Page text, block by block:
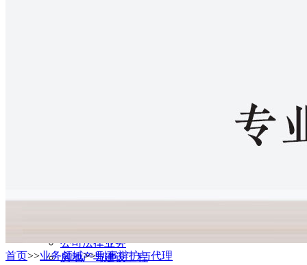
公司法律业务
房地产与建设工程
首页>>业务领域>>刑事辩护与代理